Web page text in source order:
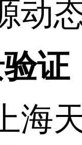
动
证
海